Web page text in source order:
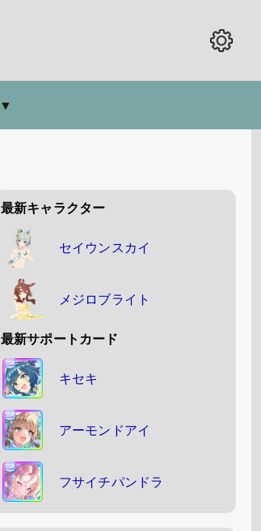
▼
最新キャラクター
セイウンスカイ
メジロブライト
最新サポートカード
キセキ
アーモンドアイ
フサイチパンドラ